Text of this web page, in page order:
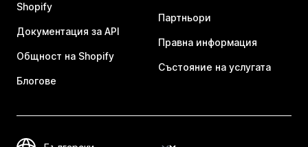
Shopify
Документация за API
Общност на Shopify
Блогове
Партньори
Правна информация
Състояние на услугата